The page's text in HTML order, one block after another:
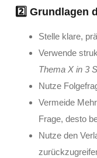
2️⃣ Grundlagen
Stelle klare,
Verwende
Thema X in 3
Nutze
Vermeide
Frage, desto
Nutze den